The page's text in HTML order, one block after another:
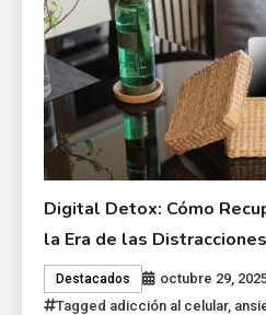
Digital Detox: Cómo
la Era de las Distracciones
Destacados octubre 29,
Tagged adicción al celular,